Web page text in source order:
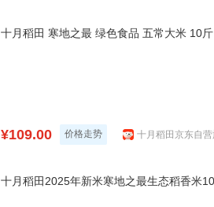
十月稻田 寒地之最 绿色食品 五常大米 10
¥109.00 价格走势 十月稻田京东自
十月稻田2025年新米寒地之最生态稻香米